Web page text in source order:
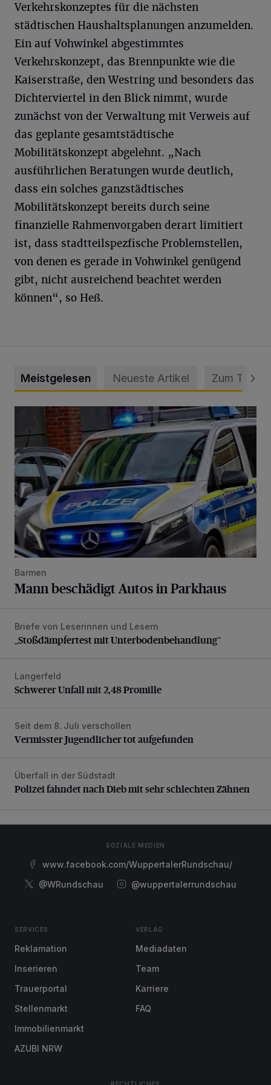
Verkehrskonzeptes für die nächsten
städtischen Haushaltsplanungen anzumelden.
Ein auf Vohwinkel abgestimmtes
Verkehrskonzept, das Brennpunkte wie die
Kaiserstraße, den Westring und besonders das
Dichterviertel in den Blick nimmt, wurde
zunächst von der Verwaltung mit Verweis auf
das geplante gesamtstädtische
Mobilitätskonzept abgelehnt. „Nach
ausführlichen Beratungen wurde deutlich,
dass ein solches ganzstädtisches
Mobilitätskonzept bereits durch seine
finanzielle Rahmenvorgaben derart limitiert
ist, dass stadtteilspezfische Problemstellen,
von denen es gerade in Vohwinkel genügend
gibt, nicht ausreichend beachtet werden
können“, so Heß.
Meistgelesen Neueste Artikel Zum Thema
Mann beschädigt Autos in Parkhaus
Barmen
Mann beschädigt Autos in Parkhaus
„Stoßdämpfertest mit Unterbodenbehandlung“
Briefe von Leserinnen und Lesern
„Stoßdämpfertest mit Unterbodenbehandlung“
Schwerer Unfall mit 2,48 Promille
Langerfeld
Schwerer Unfall mit 2,48 Promille
Vermisster Jugendlicher tot aufgefunden
Seit dem 8. Juli verschollen
Vermisster Jugendlicher tot aufgefunden
Polizei fahndet nach Dieb mit sehr schlechten Zähnen
Überfall in der Südstadt
Polizei fahndet nach Dieb mit sehr schlechten Zähnen
SOZIALE MEDIEN
www.facebook.com/WuppertalerRundschau/
@WRundschau
@wuppertalerrundschau
SERVICES
Reklamation
Inserieren
Trauerportal
Stellenmarkt
Immobilienmarkt
AZUBI NRW
VERLAG
Mediadaten
Team
Karriere
FAQ